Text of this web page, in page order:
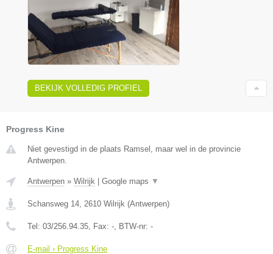
BEKIJK VOLLEDIG PROFIEL
Progress Kine
Niet gevestigd in de plaats Ramsel, maar wel in de provincie
Antwerpen.
Antwerpen » Wilrijk Google maps ▼
Schansweg 14 2610 Wilrijk (Antwerpen)
Tel: 03/256.94.35 , Fax: - , BTW-nr: -
E-mail › Progress Kine